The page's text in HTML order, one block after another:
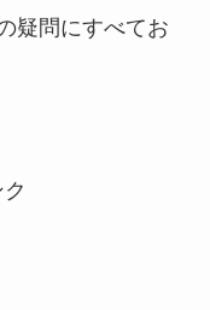
疑問にすべてお